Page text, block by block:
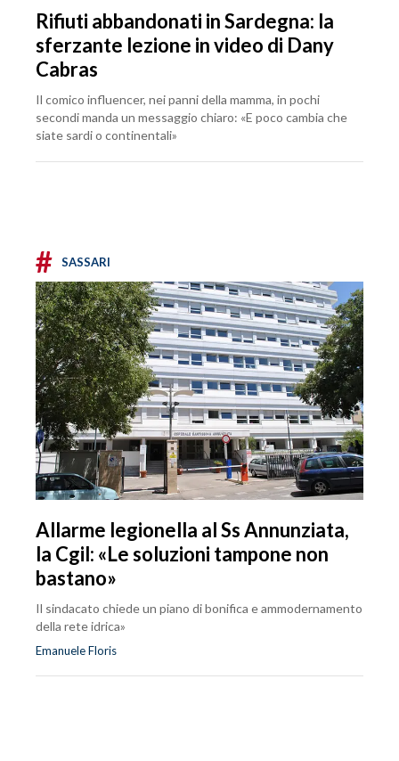
Rifiuti abbandonati in Sardegna: la
sferzante lezione in video di Dany
Cabras
Il comico influencer, nei panni della mamma, in pochi
secondi manda un messaggio chiaro: «E poco cambia che
siate sardi o continentali»
# SASSARI
Allarme legionella al Ss Annunziata,
la Cgil: «Le soluzioni tampone non
bastano»
Il sindacato chiede un piano di bonifica e ammodernamento
della rete idrica»
Emanuele Floris